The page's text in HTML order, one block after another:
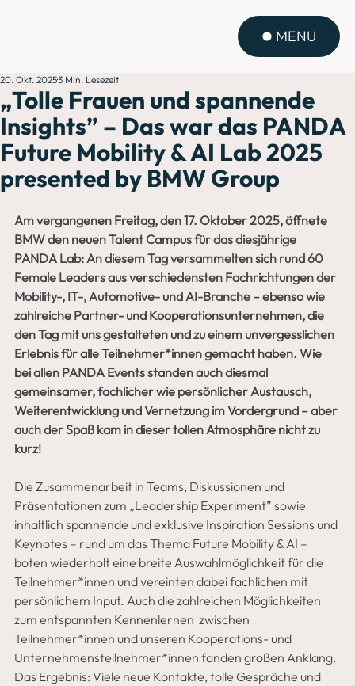
MENU
„Tolle Frauen und spannende
Insights” – Das war das PANDA
Future Mobility & AI Lab 2025
presented by BMW Group
20. Okt. 20253 Min. Lesezeit
Am vergangenen Freitag, den 17. Oktober 2025, öffnete
BMW den neuen Talent Campus für das diesjährige
PANDA Lab: An diesem Tag versammelten sich rund 60
Female Leaders aus verschiedensten Fachrichtungen der
Mobility-, IT-, Automotive- und AI-Branche – ebenso wie
zahlreiche Partner- und Kooperationsunternehmen, die
den Tag mit uns gestalteten und zu einem unvergesslichen
Erlebnis für alle Teilnehmer*innen gemacht haben. Wie
bei allen PANDA Events standen auch diesmal
gemeinsamer, fachlicher wie persönlicher Austausch,
Weiterentwicklung und Vernetzung im Vordergrund – aber
auch der Spaß kam in dieser tollen Atmosphäre nicht zu
kurz!
Die Zusammenarbeit in Teams, Diskussionen und
Präsentationen zum „Leadership Experiment” sowie
inhaltlich spannende und exklusive Inspiration Sessions und
Keynotes – rund um das Thema Future Mobility & AI –
boten wiederholt eine breite Auswahlmöglichkeit für die
Teilnehmer*innen und vereinten dabei fachlichen mit
persönlichem Input. Auch die zahlreichen Möglichkeiten
zum entspannten Kennenlernen  zwischen
Teilnehmer*innen und unseren Kooperations- und
Unternehmensteilnehmer*innen fanden großen Anklang.
Das Ergebnis: Viele neue Kontakte, tolle Gespräche und